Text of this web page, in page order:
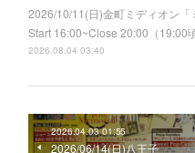
2026/10/11(日)金町ミディオン「
Start 16:00~Close 20:00（19:00
2026.08.04 03:40
2026.04.03 01:55
2026/06/14(日)八王子